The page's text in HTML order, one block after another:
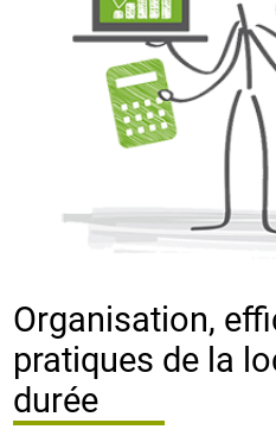
Organisation,
pratiques de la
durée